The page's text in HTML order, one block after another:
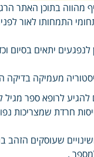
מהווה בתוכן האתר
התמחותו לאור
לנפגעים יתאים
מעמיקה
לרופא ספר מגיל
חרדת שמצריכות
שעוסקים הזהב
.